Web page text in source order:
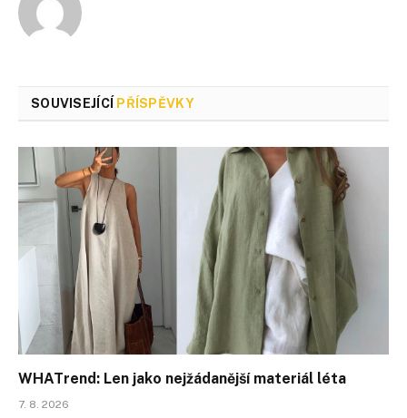
SOUVISEJÍCÍ PŘÍSPĚVKY
WHATrend: Len jako nejžádanější materiál léta
7. 8. 2026